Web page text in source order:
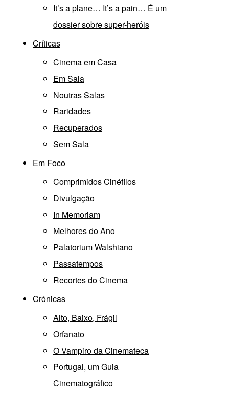
It’s a plane… It’s a pain… É um
dossier sobre super-heróis
Críticas
Cinema em Casa
Em Sala
Noutras Salas
Raridades
Recuperados
Sem Sala
Em Foco
Comprimidos Cinéfilos
Divulgação
In Memoriam
Melhores do Ano
Palatorium Walshiano
Passatempos
Recortes do Cinema
Crónicas
Alto, Baixo, Frágil
Orfanato
O Vampiro da Cinemateca
Portugal, um Guia
Cinematográfico